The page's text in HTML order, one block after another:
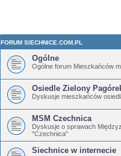
FORUM SIECHNICE.COM.PL
Ogólne
Ogólne forum Mieszkańców
Osiedle Zielony
Dyskusje mieszkańców
MSM Czechnica
Dyskusje o sprawach
"Czechnica"
Siechnice w internecie